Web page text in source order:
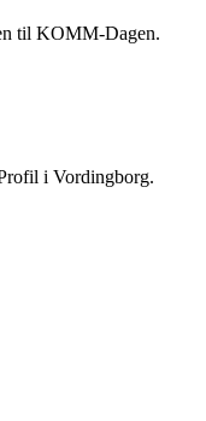
til KOMM-Dagen.
i Vordingborg.